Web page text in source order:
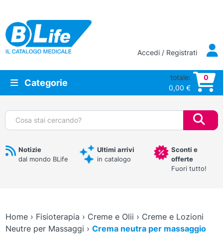
Vai al contenuto principale
Accedi / Registrati
Categorie
totale:
0,00 €
0
Cerca:
Notizie
dal mondo BLife
Ultimi arrivi
in catalogo
Sconti e
offerte
Fuori tutto!
Home› Fisioterapia › Creme e Olii › Creme e Lozioni
Neutre per Massaggi › Crema neutra per massaggio